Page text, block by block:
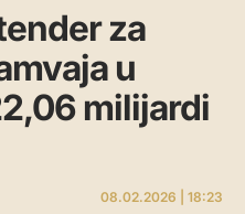
za
u
milijardi
08.02.2026 | 18:23